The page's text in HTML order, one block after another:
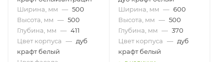
Ширина, мм — 500
Высота, мм — 500
Глубина, мм — 411
Цвет корпуса — дуб
крафт белый
Ширина, мм — 600
Высота, мм — 500
Глубина, мм — 370
Цвет корпуса — дуб
крафт белый